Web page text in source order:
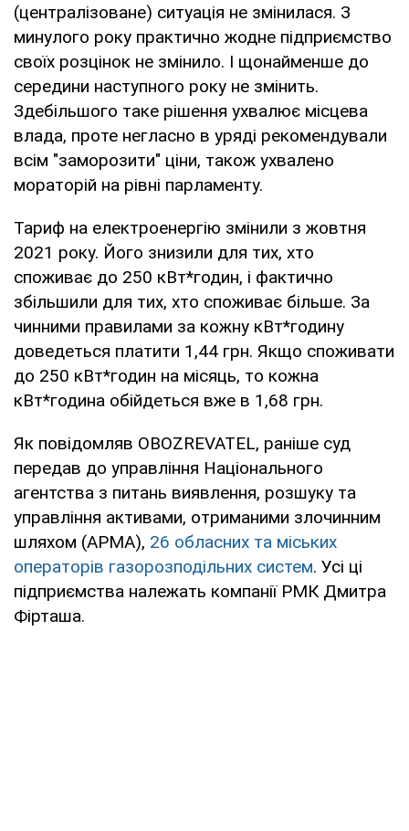
(централізоване) ситуація не змінилася. З
минулого року практично жодне підприємство
своїх розцінок не змінило. І щонайменше до
середини наступного року не змінить.
Здебільшого таке рішення ухвалює місцева
влада, проте негласно в уряді рекомендували
всім "заморозити" ціни, також ухвалено
мораторій на рівні парламенту.
Тариф на електроенергію змінили з жовтня
2021 року. Його знизили для тих, хто
споживає до 250 кВт*годин, і фактично
збільшили для тих, хто споживає більше. За
чинними правилами за кожну кВт*годину
доведеться платити 1,44 грн. Якщо споживати
до 250 кВт*годин на місяць, то кожна
кВт*година обійдеться вже в 1,68 грн.
Як повідомляв OBOZREVATEL, раніше суд
передав до управління Національного
агентства з питань виявлення, розшуку та
управління активами, отриманими злочинним
шляхом (АРМА), 26 обласних та міських
операторів газорозподільних систем. Усі ці
підприємства належать компанії РМК Дмитра
Фірташа.